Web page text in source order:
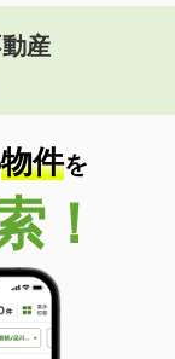
清水沼２
栄４
産
物件を
！